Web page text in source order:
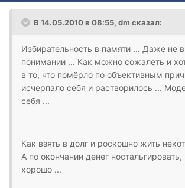
В 14.05.2010 в 08:55, dm сказал:
Избирательность в памяти ... Даже не
понимании ... Как можно сожалеть и
в то, что помёрло по объективным
исчерпало себя и растворилось ...
себя ...
Как взять в долг и роскошно жить
А по окончании денег
хорошо ...